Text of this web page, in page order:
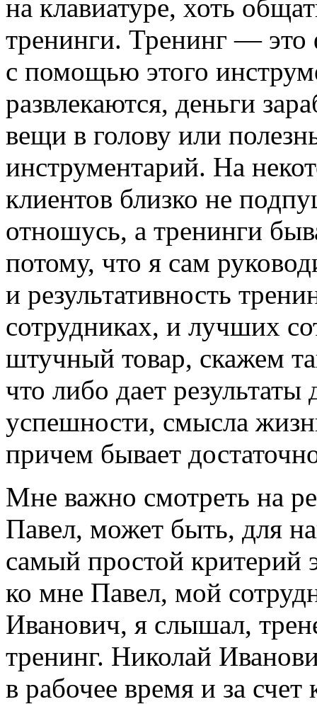
на клавиатуре, хоть
тренинги. Тренинг — это
с помощью этого
развлекаются, деньги
вещи в голову или
инструментарий. На
клиентов близко не
отношусь, а тренинги
потому, что я сам
и результативность
сотрудниках, и лучших
штучный товар, скажем
что либо дает
успешности, смысла
причем бывает
Мне важно смотреть на
Павел, может быть, для
самый простой критерий
ко мне Павел, мой
Иванович, я слышал,
тренинг. Николай
в рабочее время и за